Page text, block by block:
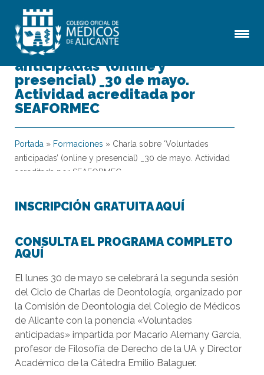
Charla sobre ‘Voluntades
anticipadas’ (online y
presencial) _30 de mayo.
Actividad acreditada por
SEAFORMEC
Portada » Formaciones » Charla sobre ‘Voluntades
anticipadas’ (online y presencial) _30 de mayo. Actividad
acreditada por SEAFORMEC
INSCRIPCIÓN GRATUITA AQUÍ
CONSULTA EL PROGRAMA COMPLETO
AQUÍ
El lunes 30 de mayo se celebrará la segunda sesión
del Ciclo de Charlas de Deontología, organizado por
la Comisión de Deontología del Colegio de Médicos
de Alicante con la ponencia «Voluntades
anticipadas» impartida por Macario Alemany García,
profesor de Filosofía de Derecho de la UA y Director
Académico de la Cátedra Emilio Balaguer.